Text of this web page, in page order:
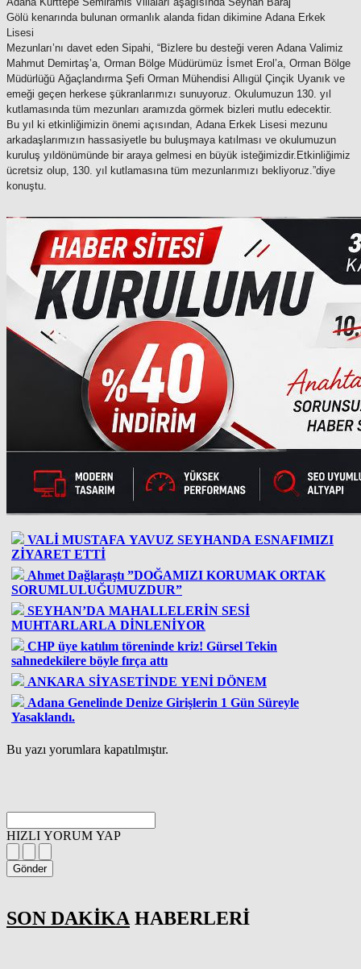
Gölü kenarında bulunan ormanlık alanda fidan dikimine Adana Erkek
Lisesi
Mezunları’nı davet eden Sipahi, “Bizlere bu desteği veren Adana Valimiz
Mahmut Demirtaş’a, Orman Bölge Müdürümüz İsmet Erol’a, Orman Bölge
Müdürlüğü Ağaçlandırma Şefi Orman Mühendisi Allıgül Çinçik Uyanık ve
emeği geçen herkese şükranlarımızı sunuyoruz. Okulumuzun 130. yıl
kutlamasında tüm mezunları aramızda görmek bizleri mutlu edecektir.
Bu yıl ki etkinliğimizin önemi açısından, Adana Erkek Lisesi mezunu
arkadaşlarımızın hassasiyetle bu buluşmaya katılması ve okulumuzun
kuruluş yıldönümünde bir araya gelmesi en büyük isteğimizdir.Etkinliğimiz
ücretsiz olup, 130. yıl kutlamasına tüm mezunlarımızı bekliyoruz.”diye
konuştu.
VALİ MUSTAFA YAVUZ SEYHANDA ESNAFIMIZI
ZİYARET ETTİ
Ahmet Dağlaraştı ”DOĞAMIZI KORUMAK ORTAK
SORUMLULUĞUMUZDUR”
SEYHAN’DA MAHALLELERİN SESİ
MUHTARLARLA DİNLENİYOR
CHP üye katılım töreninde kriz! Gürsel Tekin
sahnedekilere böyle fırça attı
ANKARA SİYASETİNDE YENİ DÖNEM
Adana Genelinde Denize Girişlerin 1 Gün Süreyle
Yasaklandı.
Bu yazı yorumlara kapatılmıştır.
HIZLI YORUM YAP
Gönder
SON DAKİKA HABERLERİ